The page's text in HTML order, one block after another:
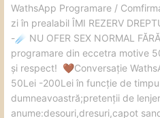
WathsApp Programare /
zi în prealabil ÎMI REZERV
-☄️ NU OFER SEX NORMAL
programare din eccetra motive
și respect! 🤎Conversație
50Lei -200Lei în funcție de
dumneavoastră;pretenții de
anume:desouri,dresuri,capot